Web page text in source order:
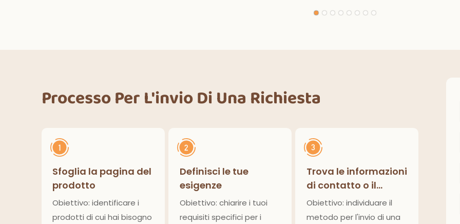
feste di compleanno,
per feste di
Processo Per L'invio Di Una Richiesta
Sfoglia la pagina del
prodotto
Obiettivo: identificare i
prodotti di cui hai bisogno
Definisci le tue
esigenze
Obiettivo: chiarire i tuoi
requisiti specifici per i
Trova le informazioni
di contatto o il
modulo di richiesta
Obiettivo: individuare il
metodo per l'invio di una